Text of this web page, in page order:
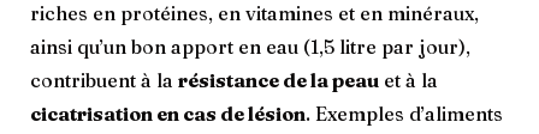
riches en protéines, en vitamines et en minéraux,
ainsi qu’un bon apport en eau (1,5 litre par jour),
contribuent à la résistance de la peau et à la
cicatrisation en cas de lésion. Exemples d’aliments